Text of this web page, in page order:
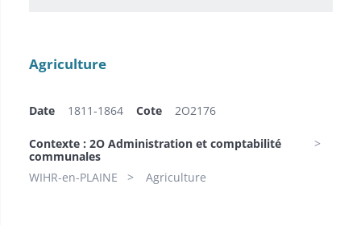
Agriculture
Date 1811-1864 Cote 2O2176
Contexte : 2O Administration et comptabilité
communales
WIHR-en-PLAINE
Agriculture